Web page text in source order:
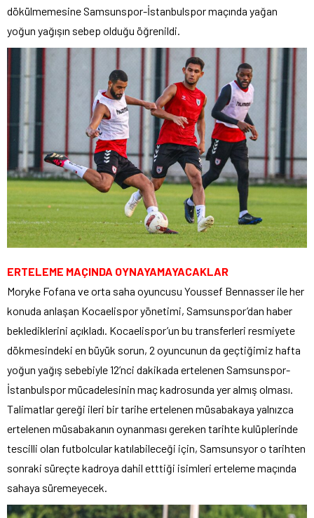
dökülmemesine Samsunspor-İstanbulspor maçında yağan
yoğun yağışın sebep olduğu öğrenildi.
ERTELEME MAÇINDA OYNAYAMAYACAKLAR
Moryke Fofana ve orta saha oyuncusu Youssef Bennasser ile her
konuda anlaşan Kocaelispor yönetimi, Samsunspor’dan haber
beklediklerini açıkladı. Kocaelispor’un bu transferleri resmiyete
dökmesindeki en büyük sorun, 2 oyuncunun da geçtiğimiz hafta
yoğun yağış sebebiyle 12’nci dakikada ertelenen Samsunspor-
İstanbulspor mücadelesinin maç kadrosunda yer almış olması.
Talimatlar gereği ileri bir tarihe ertelenen müsabakaya yalnızca
ertelenen müsabakanın oynanması gereken tarihte kulüplerinde
tescilli olan futbolcular katılabileceği için, Samsunsyor o tarihten
sonraki süreçte kadroya dahil etttiği isimleri erteleme maçında
sahaya süremeyecek.